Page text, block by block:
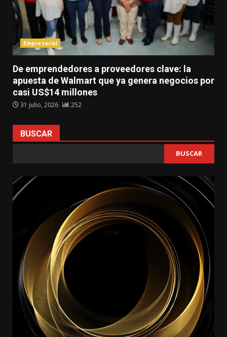
Empresarial
De emprendedores a proveedores clave: la
apuesta de Walmart que ya genera negocios por
casi US$14 millones
31 julio, 2026 252
BUSCAR
BUSCAR